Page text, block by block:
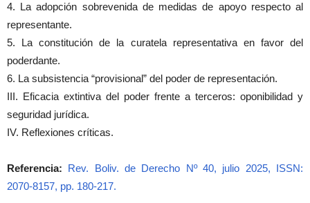
4. La adopción sobrevenida de medidas de apoyo respecto al
representante.
5. La constitución de la curatela representativa en favor del
poderdante.
6. La subsistencia “provisional” del poder de representación.
III. Eficacia extintiva del poder frente a terceros: oponibilidad y
seguridad jurídica.
IV. Reflexiones críticas.
Referencia: Rev. Boliv. de Derecho Nº 40, julio 2025, ISSN:
2070-8157, pp. 180-217.